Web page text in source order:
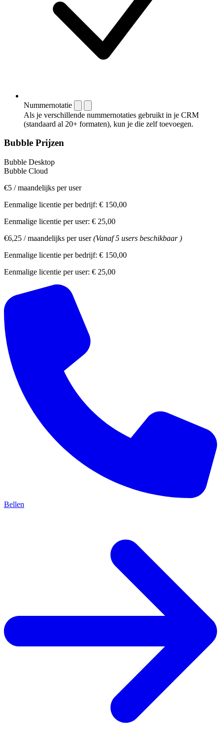
Nummernotatie
Als je verschillende nummernotaties gebruikt in je CRM
(standaard al 20+ formaten), kun je die zelf toevoegen.
Bubble Prijzen
Bubble Desktop
Bubble Cloud
€5 /maandelijks per user
Eenmalige licentie per bedrijf: € 150,00
Eenmalige licentie per user: € 25,00
€6,25 /maandelijks per user (Vanaf 5 users beschikbaar )
Eenmalige licentie per bedrijf: € 150,00
Eenmalige licentie per user: € 25,00
Bellen